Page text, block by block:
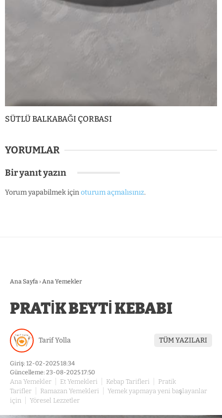
SÜTLÜ BALKABAĞI ÇORBASI
YORUMLAR
Bir yanıt yazın
Yorum yapabilmek içinoturum açmalısınız.
Ana Sayfa › Ana Yemekler
PRATİK BEYTİ KEBABI
Tarif Yolla TÜM YAZILARI
Giriş: 12-02-2025 18:34
Güncelleme: 23-08-2025 17:50
Ana Yemekler Et Yemekleri Kebap Tarifleri
Pratik
Tarifler
Ramazan Yemekleri
Yemek yapmaya yeni başlayanlar
için
Yöresel Lezzetler